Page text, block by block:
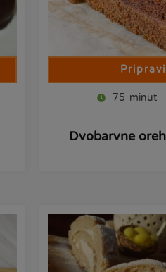
Pripravi
75 minut
Dvobarvne